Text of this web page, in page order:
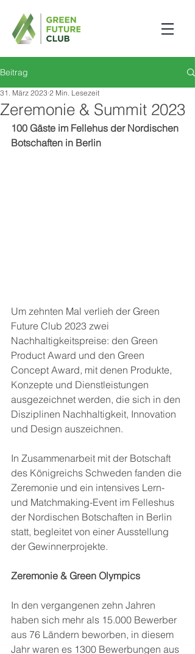
Beitrag
Zeremonie & Summit 2023
31. März 2023 2 Min. Lesezeit
100 Gäste im Fellehus der Nordischen
Botschaften in Berlin
Um zehnten Mal verlieh der Green
Future Club 2023 zwei
Nachhaltigkeitspreise: den Green
Product Award und den Green
Concept Award, mit denen Produkte,
Konzepte und Dienstleistungen
ausgezeichnet werden, die sich in den
Disziplinen Nachhaltigkeit, Innovation
und Design auszeichnen.
In Zusammenarbeit mit der Botschaft
des Königreichs Schweden fanden die
Zeremonie und ein intensives Lern-
und Matchmaking-Event im Felleshus
der Nordischen Botschaften in Berlin
statt, begleitet von einer Ausstellung
der Gewinnerprojekte.
Zeremonie & Green Olympics
In den vergangenen zehn Jahren
haben sich mehr als 15.000 Bewerber
aus 76 Ländern beworben, in diesem
Jahr waren es 1300 Bewerbungen aus